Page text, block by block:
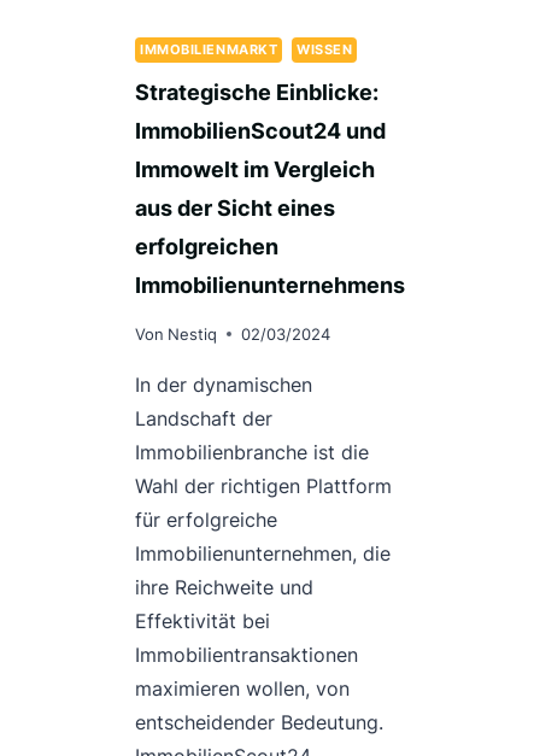
IMMOBILIENMARKT WISSEN
Strategische Einblicke:
ImmobilienScout24 und
Immowelt im Vergleich
aus der Sicht eines
erfolgreichen
Immobilienunternehmens
Von Nestiq 02/03/2024
In der dynamischen
Landschaft der
Immobilienbranche ist die
Wahl der richtigen Plattform
für erfolgreiche
Immobilienunternehmen, die
ihre Reichweite und
Effektivität bei
Immobilientransaktionen
maximieren wollen, von
entscheidender Bedeutung.